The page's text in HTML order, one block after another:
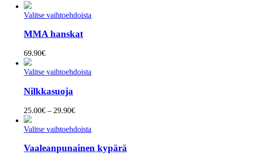
Valitse vaihtoehdoista
MMA hanskat
69.90€
Valitse vaihtoehdoista
Nilkkasuoja
25.00€ – 29.90€Hintaluokka:
-
Valitse vaihtoehdoista
Vaaleanpunainen kypärä